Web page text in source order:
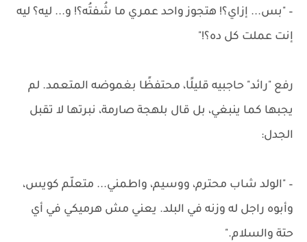
– "بس... إزاي؟! هتجوز واحد عمري ما شُفتُه؟! و... ليه؟ ليه
إنت عملت كل ده؟!"
رفع "رائد" حاجبيه قليلًا، محتفظًا بغموضه المتعمد. لم
يجبها كما ينبغي، بل قال بلهجة صارمة، نبرتها لا تقبل
الجدل:
– "الولد شاب محترم، ووسيم، واطمني... متعلّم كويس،
وأبوه راجل له وزنه في البلد. يعني مش هرميكي في أي
حتة والسلام."